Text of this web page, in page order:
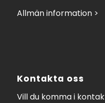
Allmän information >
Kontakta oss
Vill du komma i